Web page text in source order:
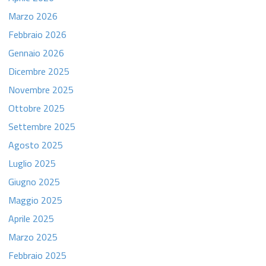
Marzo 2026
Febbraio 2026
Gennaio 2026
Dicembre 2025
Novembre 2025
Ottobre 2025
Settembre 2025
Agosto 2025
Luglio 2025
Giugno 2025
Maggio 2025
Aprile 2025
Marzo 2025
Febbraio 2025